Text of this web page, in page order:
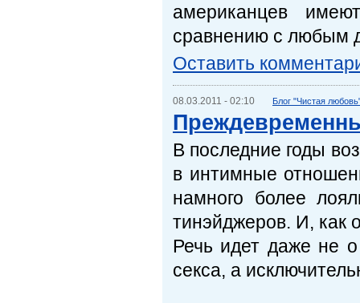
американцев
сравнению с любым
Оставить
08.03.2011 - 02:10 Блог "Чистая
В последние годы
в интимные
намного более
тинэйджеров. И, как
Речь идет даже не о
секса, а